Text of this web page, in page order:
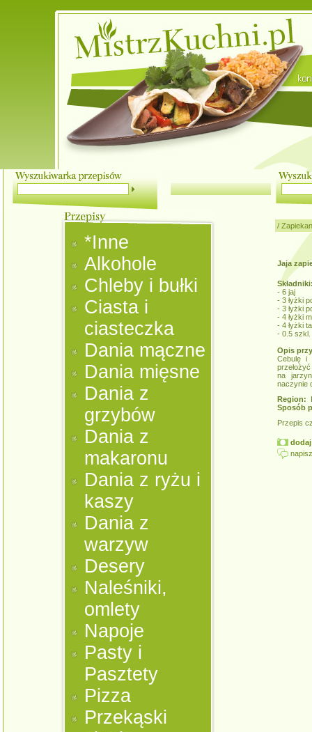
*Inne
Alkohole
Chleby i bułki
Ciasta i
ciasteczka
Dania mączne
Dania mięsne
Dania z
grzybów
Dania z
makaronu
Dania z ryżu i
kaszy
Dania z
warzyw
Desery
Naleśniki,
omlety
Napoje
Pasty i
Pasztety
Pizza
Przekąski
/
Jaja
- 6 jaj
- 3 łyżki
- 3 łyżki
- 4 łyżki
- 4 łyżki
- 0.5 szkl.
Opis
Cebulę i
na
naczynie
Region:
Sposób
Przepis